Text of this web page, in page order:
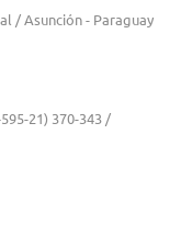
/ Asunción - Paraguay
21) 370-343 /